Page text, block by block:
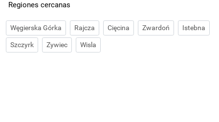
Regiones cercanas
Węgierska Górka Rajcza Cięcina Zwardoń Istebna
Szczyrk Zywiec Wisla